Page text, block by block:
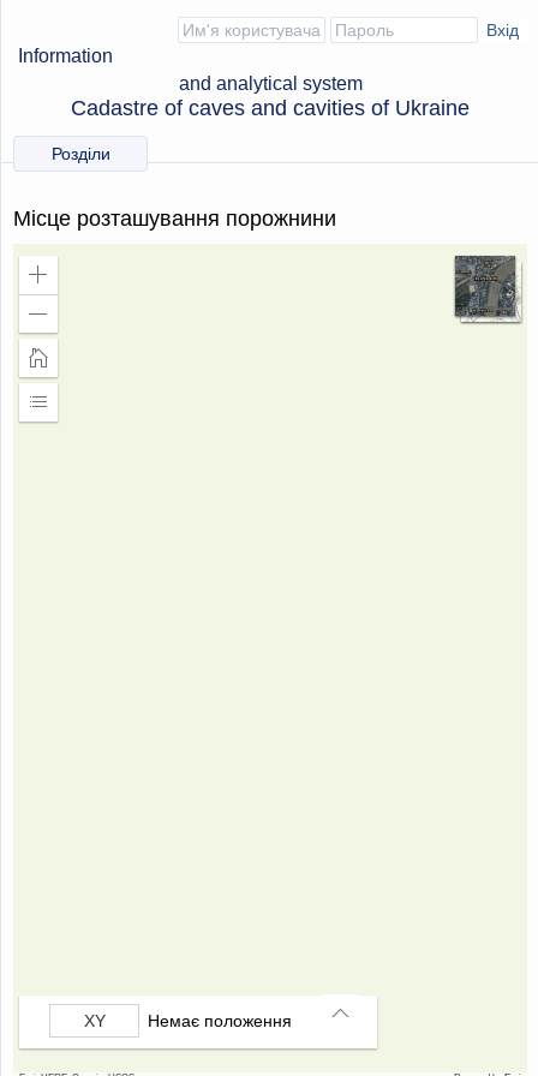
Information
and analytical system
Cadastre of caves and cavities of Ukraine
Розділи
Місце розташування порожнини
Збільшити
масштаб
Головна
сторінка
Розширити
Немає положення